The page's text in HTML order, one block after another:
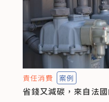
責任消費 案例
省錢又減碳，來自法